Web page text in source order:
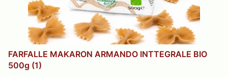
FARFALLE MAKARON ARMANDO INTTEGRALE BIO
500g (1)